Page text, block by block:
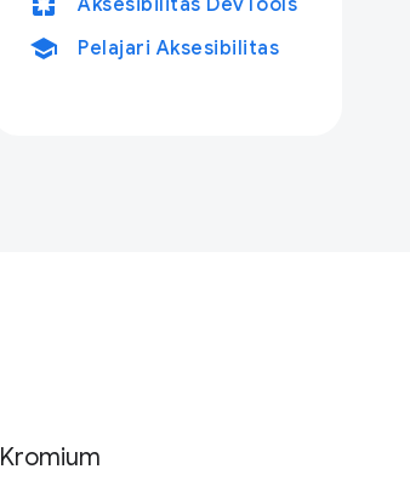
school Pelajari Aksesibilitas
Kromium